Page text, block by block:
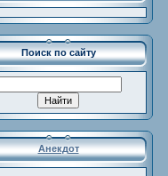
Поиск по сайту
Анекдот